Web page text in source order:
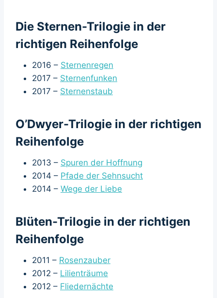
Die Sternen-Trilogie in der
richtigen Reihenfolge
2016 – Sternenregen
2017 – Sternenfunken
2017 – Sternenstaub
O’Dwyer-Trilogie in der richtigen
Reihenfolge
2013 – Spuren der Hoffnung
2014 – Pfade der Sehnsucht
2014 – Wege der Liebe
Blüten-Trilogie in der richtigen
Reihenfolge
2011 – Rosenzauber
2012 – Lilienträume
2012 – Fliedernächte